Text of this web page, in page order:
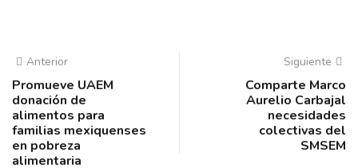
Anterior
Promueve UAEM
donación de
alimentos para
familias mexiquenses
en pobreza
alimentaria
Siguiente
Comparte Marco
Aurelio Carbajal
necesidades
colectivas del
SMSEM